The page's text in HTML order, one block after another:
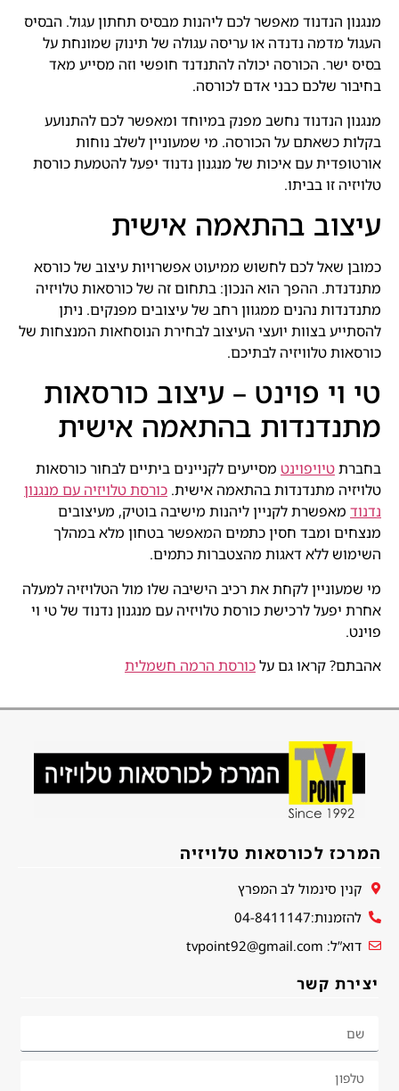
מנגנון הנדנוד מאפשר לכם ליהנות מבסיס תחתון עגול. הבסיס
העגול מדמה נדנדה או עריסה עגולה של תינוק שמונחת על
בסיס ישר. הכורסה יכולה להתנדנד חופשי וזה מסייע מאד
בחיבור שלכם כבני אדם לכורסה.
מנגנון הנדנוד נחשב מפנק במיוחד ומאפשר לכם להתנועע
בקלות כשאתם על הכורסה. מי שמעוניין לשלב נוחות
אורטופדית עם איכות של מנגנון נדנוד יפעל להטמעת כורסת
טלויזיה זו בביתו.
עיצוב בהתאמה אישית
כמובן שאל לכם לחשוש ממיעוט אפשרויות עיצוב של כורסא
מתנדנדת. ההפך הוא הנכון: בתחום זה של כורסאות טלויזיה
מתנדנדות נהנים ממגוון רחב של עיצובים מפנקים. ניתן
להסתייע בצוות יועצי העיצוב לבחירת הנוסחאות המנצחות של
כורסאות טלוויזיה לבתיכם.
טי וי פוינט – עיצוב כורסאות
מתנדנדות בהתאמה אישית
בחברתטיויפוינט מסייעים לקניינים ביתיים לבחור כורסאות
טלויזיה מתנדנדות בהתאמה אישית. כורסת טלויזיה עם מנגנון
נדנוד מאפשרת לקניין ליהנות מישיבה בוטיק, מעיצובים
מנצחים ומבד חסין כתמים המאפשר בטחון מלא במהלך
השימוש ללא דאגות מהצטברות כתמים.
מי שמעוניין לקחת את רכיב הישיבה שלו מול הטלויזיה למעלה
אחרת יפעל לרכישת כורסת טלויזיה עם מנגנון נדנוד של טי וי
פוינט.
אהבתם? קראו גם עלכורסת הרמה חשמלית
המרכז לכורסאות טלויזיה
קנין סינמול לב המפרץ
להזמנות:04-8411147
דוא”ל: tvpoint92@gmail.com
יצירת קשר